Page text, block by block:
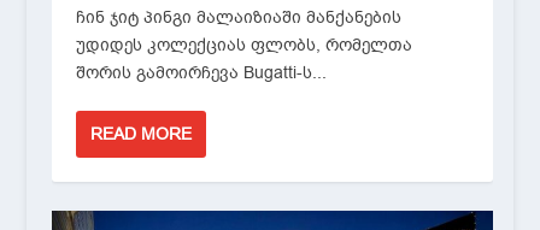
ჩინ ჯიტ პინგი მალაიზიაში მანქანების
უდიდეს კოლექციას ფლობს, რომელთა
შორის გამოირჩევა Bugatti-ს...
READ MORE